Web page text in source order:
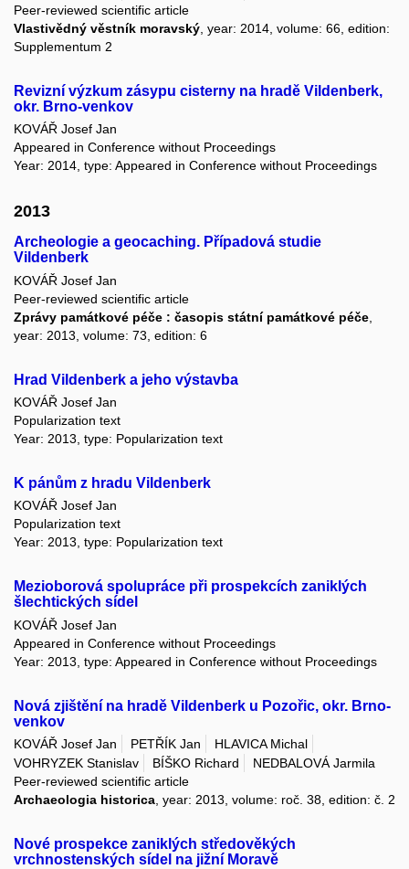
Peer-reviewed scientific article
Vlastivědný věstník moravský , year: 2014, volume: 66, edition:
Supplementum 2
Revizní výzkum zásypu cisterny na hradě Vildenberk,
okr. Brno-venkov
KOVÁŘ Josef Jan
Appeared in Conference without Proceedings
Year: 2014, type: Appeared in Conference without Proceedings
2013
Archeologie a geocaching. Případová studie
Vildenberk
KOVÁŘ Josef Jan
Peer-reviewed scientific article
Zprávy památkové péče : časopis státní památkové péče
year: 2013, volume: 73, edition: 6
Hrad Vildenberk a jeho výstavba
KOVÁŘ Josef Jan
Popularization text
Year: 2013, type: Popularization text
K pánům z hradu Vildenberk
KOVÁŘ Josef Jan
Popularization text
Year: 2013, type: Popularization text
Mezioborová spolupráce při prospekcích zaniklých
šlechtických sídel
KOVÁŘ Josef Jan
Appeared in Conference without Proceedings
Year: 2013, type: Appeared in Conference without Proceedings
Nová zjištění na hradě Vildenberk u Pozořic, okr. Brno-
venkov
KOVÁŘ Josef Jan PETŘÍK Jan
HLAVICA Michal
VOHRYZEK Stanislav
BÍŠKO Richard
NEDBALOVÁ Jarmila
Peer-reviewed scientific article
Archaeologia historica , year: 2013, volume: roč. 38, edition: č. 2
Nové prospekce zaniklých středověkých
vrchnostenských sídel na jižní Moravě